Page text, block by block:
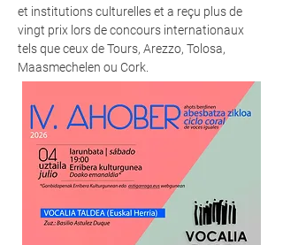
et institutions culturelles et a reçu plus de
vingt prix lors de concours internationaux
tels que ceux de Tours, Arezzo, Tolosa,
Maasmechelen ou Cork.